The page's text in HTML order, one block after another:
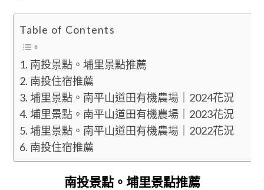
Table of Contents
南投景點。埔里景點推薦
南投住宿推薦
埔里景點。南平山道田有機農場｜2024花況
埔里景點。南平山道田有機農場｜2023花況
埔里景點。南平山道田有機農場｜2022花況
南投住宿推薦
南投景點。埔里景點推薦